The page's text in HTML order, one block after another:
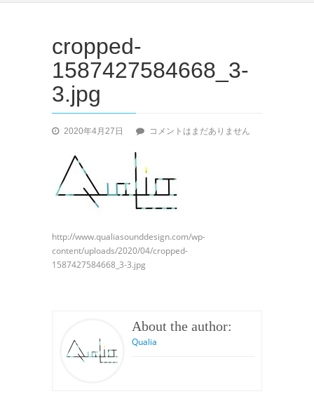
cropped-
1587427584668_3-
3.jpg
2020年4月27日
cropped-
の
コメントはまだありません
http://www.qualiasounddesign.com/wp-
content/uploads/2020/04/cropped-
1587427584668_3-3.jpg
About the author:
Qualia